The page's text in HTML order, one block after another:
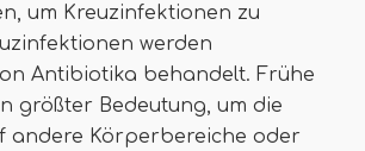
um Kreuzinfektionen zu
werden
Antibiotika behandelt. Frühe
größter Bedeutung, um die
andere Körperbereiche oder